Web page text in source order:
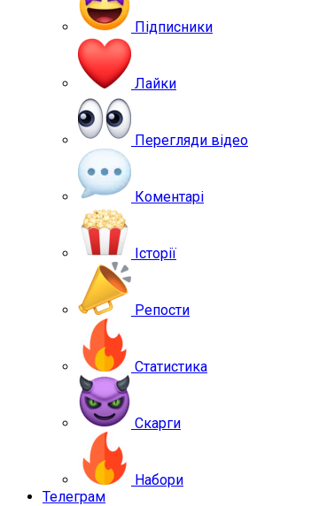
Підписники
Лайки
Перегляди відео
Коментарі
Історії
Репости
Статистика
Скарги
Набори
Телеграм